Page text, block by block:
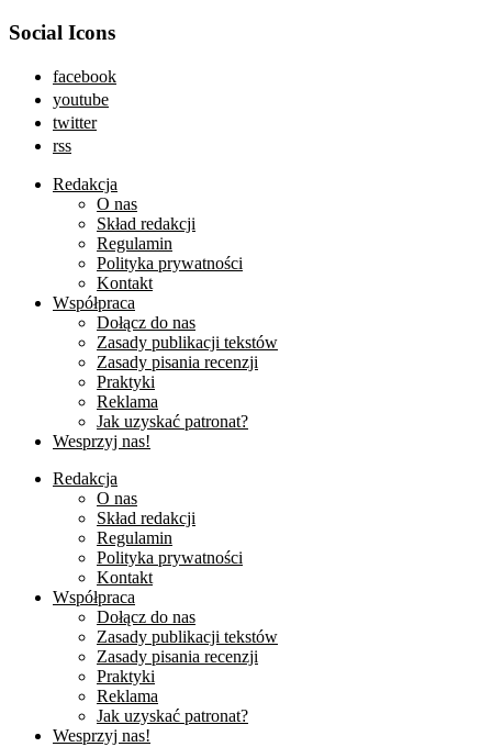
Social Icons
facebook
youtube
twitter
rss
Redakcja
O nas
Skład redakcji
Regulamin
Polityka prywatności
Kontakt
Współpraca
Dołącz do nas
Zasady publikacji tekstów
Zasady pisania recenzji
Praktyki
Reklama
Jak uzyskać patronat?
Wesprzyj nas!
Redakcja
O nas
Skład redakcji
Regulamin
Polityka prywatności
Kontakt
Współpraca
Dołącz do nas
Zasady publikacji tekstów
Zasady pisania recenzji
Praktyki
Reklama
Jak uzyskać patronat?
Wesprzyj nas!